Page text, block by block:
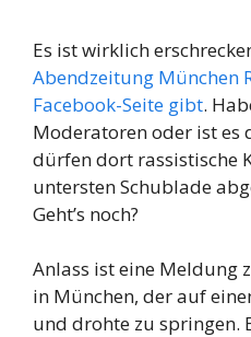
Es ist wirklich
Abendzeitung München
Facebook-Seite gibt.
Moderatoren oder ist es
dürfen dort rassistische
untersten Schublade
Geht’s noch?
Anlass ist eine Meldung
in München, der auf
und drohte zu springen.